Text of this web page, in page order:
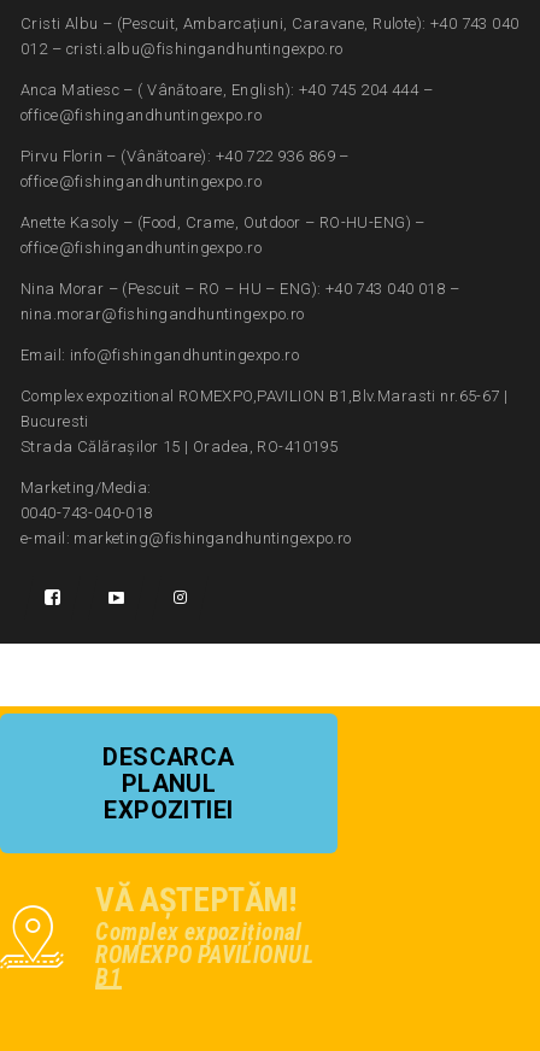
Cristi Albu – (Pescuit, Ambarcațiuni, Caravane, Rulote): +40 743 040
012 – cristi.albu@fishingandhuntingexpo.ro
Anca Matiesc – ( Vânătoare, English): +40 745 204 444 –
office@fishingandhuntingexpo.ro
Pirvu Florin – (Vânătoare): +40 722 936 869 –
office@fishingandhuntingexpo.ro
Anette Kasoly – (Food, Crame, Outdoor – RO-HU-ENG) –
office@fishingandhuntingexpo.ro
Nina Morar – (Pescuit – RO – HU – ENG): +40 743 040 018 –
nina.morar@fishingandhuntingexpo.ro
Email: info@fishingandhuntingexpo.ro
Complex expozitional ROMEXPO,PAVILION B1,Blv.Marasti nr.65-67 |
Bucuresti
Strada Călărașilor 15 | Oradea, RO-410195
Marketing/Media:
0040-743-040-018
e-mail: marketing@fishingandhuntingexpo.ro
DESCARCA
PLANUL
EXPOZITIEI
VĂ AȘTEPTĂM!
Complex expozițional
ROMEXPO PAVILIONUL
B1